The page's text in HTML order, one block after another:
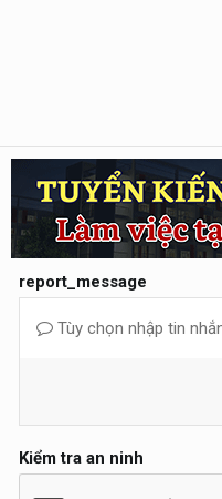
report_message
Tùy chọn nhập tin
Kiểm tra an ninh